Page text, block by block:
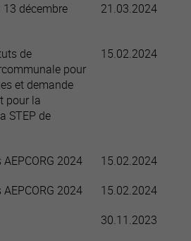
décembre
21.03.2024
de
pour
et demande
pour la
STEP de
15.02.2024
2024
15.02.2024
2024
15.02.2024
30.11.2023